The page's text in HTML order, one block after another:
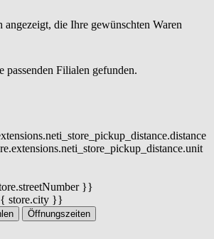
die Ihre gewünschten Waren
passenden Filialen gefunden.
}}
store.city }}
Öffnungszeiten